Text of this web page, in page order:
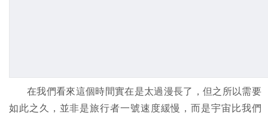
在我們看來這個時間實在是太過漫長了，但之所以需要
如此之久，並非是旅行者一號速度緩慢，而是宇宙比我們